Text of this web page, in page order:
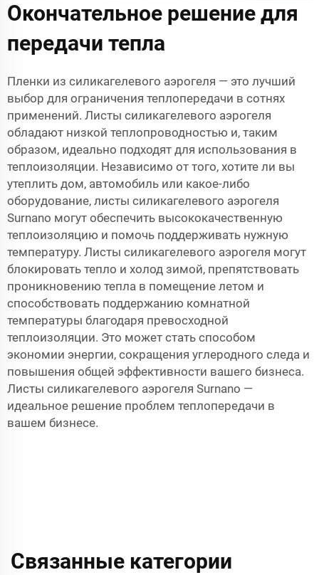
Окончательное решение для
передачи тепла
Пленки из силикагелевого аэрогеля — это лучший
выбор для ограничения теплопередачи в сотнях
применений. Листы силикагелевого аэрогеля
обладают низкой теплопроводностью и, таким
образом, идеально подходят для использования в
теплоизоляции. Независимо от того, хотите ли вы
утеплить дом, автомобиль или какое-либо
оборудование, листы силикагелевого аэрогеля
Surnano могут обеспечить высококачественную
теплоизоляцию и помочь поддерживать нужную
температуру. Листы силикагелевого аэрогеля могут
блокировать тепло и холод зимой, препятствовать
проникновению тепла в помещение летом и
способствовать поддержанию комнатной
температуры благодаря превосходной
теплоизоляции. Это может стать способом
экономии энергии, сокращения углеродного следа и
повышения общей эффективности вашего бизнеса.
Листы силикагелевого аэрогеля Surnano —
идеальное решение проблем теплопередачи в
вашем бизнесе.
Связанные категории